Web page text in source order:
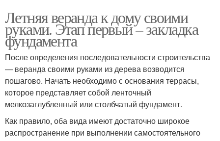
Летняя веранда к дому своими
руками. Этап первый – закладка
фундамента
После определения последовательности строительства
— веранда своими руками из дерева возводится
пошагово. Начать необходимо с основания террасы,
которое представляет собой ленточный
мелкозаглубленный или столбчатый фундамент.
Как правило, оба вида имеют достаточно широкое
распространение при выполнении самостоятельного